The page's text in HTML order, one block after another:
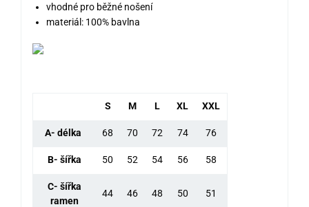
vhodné pro běžné nošení
materiál: 100% bavlna
S M L XL XXL
A- délka 68 70 72 74 76
B- šířka 50 52 54 56 58
C- šířka
ramen
44 46 48 50 51